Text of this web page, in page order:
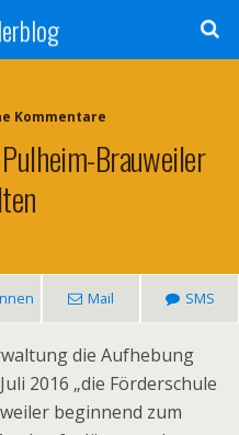
Kommentare
Brauweiler
Mail SMS
die Aufhebung
2016 „die Förderschule
beginnend zum